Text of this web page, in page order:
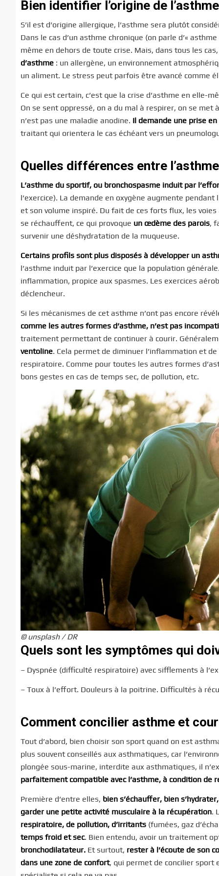
Bien identifier l’origine de l’asthme
S’il est d’origine allergique, l’asthme sera plutôt
Dans le cas d’un asthme chronique (on parle d’«
même en dehors de toute crise. Mais, dans tous les
d’asthme : un allergène, un environnement
un aliment. Le stress peut parfois être avancé comme
Ce qui est certain, c’est que la crise d’asthme en elle-
On se sent oppressé, on a du mal à respirer, on se
n’est pas une maladie anodine. Il demande une prise
traitant qui orientera le cas échéant vers un
Quelles différences entre
L’asthme du sportif, ou bronchospasme induit par
l’exercice). La demande en oxygène augmente
et son volume inspiré. Du fait de ces forts flux, les
se réchauffent, ce qui provoque un œdème des parois,
survenir une déshydratation de la muqueuse.
Certains profils sont plus disposés à développer un
l’asthme induit par l’exercice que la population
inflammation, propice aux spasmes. Les exercices
déclencheur.
Si les mécanismes de cet asthme n’ont pas encore
comme les autres formes d’asthme, n’est pas
traitement permettant de continuer à courir.
ventoline. Cela permet de diminuer l’inflammation et
respiratoire. Comme pour toutes les autres formes
bons gestes en cas de temps sec, de pollution, etc.
© unsplash / DR
Quels sont les symptômes qui
– Dyspnée (difficulté respiratoire) avec sifflements à
– Toux à l’effort. Douleurs à la poitrine. Difficultés à
Comment concilier asthme et
Tout d’abord, bien choisir son sport quand on est
plus souvent conseillés aux asthmatiques, car
plongée sous-marine, interdite aux asthmatiques, il
parfaitement compatible avec l’asthme, à condition de
Première d’entre elles, bien s’échauffer, bien
garder une petite activité musculaire à la récupération.
respiratoire, de pollution, d’irritants (fumées, gaz
temps froid et sec. Bien entendu, avoir un traitement
bronchodilatateur. Et surtout, rester à l’écoute de son
dans une zone de confort, qui permet de concilier sport